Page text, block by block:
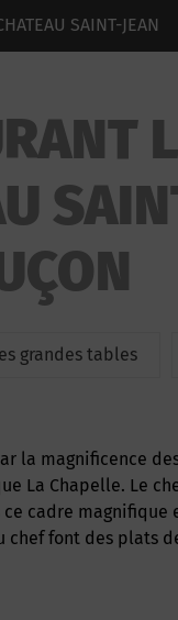
SAINT-JEAN
grandes tables
La Chapelle. Le
cadre magnifique
font des plats